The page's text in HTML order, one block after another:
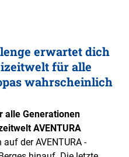
erwartet dich
für alle
wahrscheinlich
alle Generationen
AVENTURA
der AVENTURA -